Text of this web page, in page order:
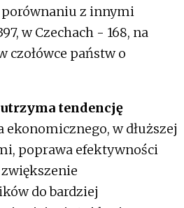
porównaniu z innymi
w Czechach - 168, na
czołówce państw o
tendencję
w dłuższej
poprawa efektywności
do bardziej